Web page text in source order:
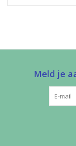
Meld je